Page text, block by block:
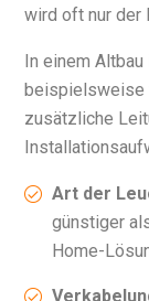
wird oft nur der
In einem
beispielsweise
zusätzliche
Art der
günstiger
Home-